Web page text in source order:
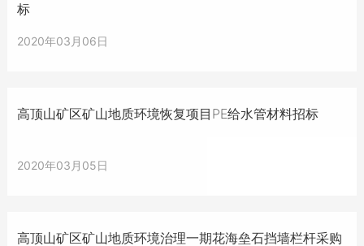
标
2020年03月06日
高顶山矿区矿山地质环境恢复项目PE给水管材料招标
2020年03月05日
高顶山矿区矿山地质环境治理一期花海垒石挡墙栏杆采购